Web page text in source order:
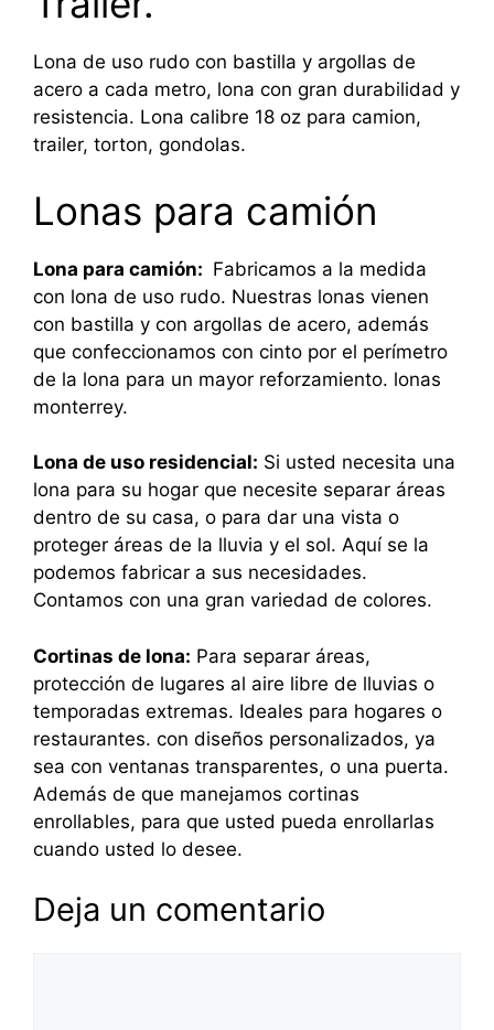
Lona de uso rudo con bastilla y argollas de
acero a cada metro, lona con gran durabilidad y
resistencia. Lona calibre 18 oz para camion,
trailer, torton, gondolas.
Lonas para camión
Lona para camión: Fabricamos a la medida
con lona de uso rudo. Nuestras lonas vienen
con bastilla y con argollas de acero, además
que confeccionamos con cinto por el perímetro
de la lona para un mayor reforzamiento. lonas
monterrey.
Lona de uso residencial: Si usted necesita una
lona para su hogar que necesite separar áreas
dentro de su casa, o para dar una vista o
proteger áreas de la lluvia y el sol. Aquí se la
podemos fabricar a sus necesidades.
Contamos con una gran variedad de colores.
Cortinas de lona: Para separar áreas,
protección de lugares al aire libre de lluvias o
temporadas extremas. Ideales para hogares o
restaurantes. con diseños personalizados, ya
sea con ventanas transparentes, o una puerta.
Además de que manejamos cortinas
enrollables, para que usted pueda enrollarlas
cuando usted lo desee.
Deja un comentario